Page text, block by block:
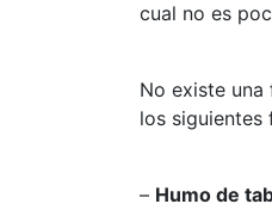
cual no es
No existe
los siguientes
– Humo de